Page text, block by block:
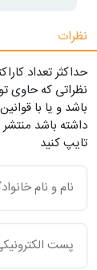
نظرات
حداکثر تعداد کاراکتر نظر
نظراتی که حاوی
باشد و یا با
داشته باشد
تایپ کنید